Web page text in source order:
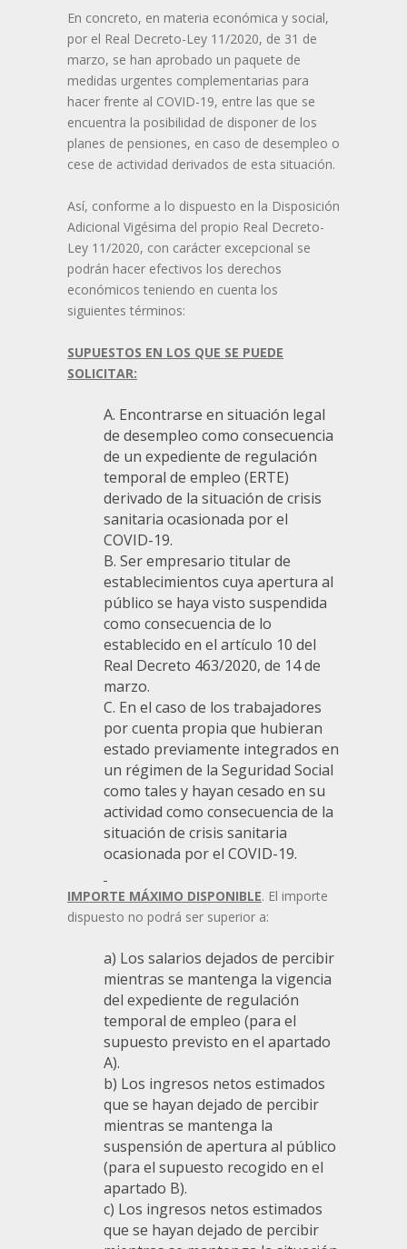
En concreto, en materia económica y social,
por el Real Decreto-Ley 11/2020, de 31 de
marzo, se han aprobado un paquete de
medidas urgentes complementarias para
hacer frente al COVID-19, entre las que se
encuentra la posibilidad de disponer de los
planes de pensiones, en caso de desempleo o
cese de actividad derivados de esta situación.
Así, conforme a lo dispuesto en la Disposición
Adicional Vigésima del propio Real Decreto-
Ley 11/2020, con carácter excepcional se
podrán hacer efectivos los derechos
económicos teniendo en cuenta los
siguientes términos:
SUPUESTOS EN LOS QUE SE PUEDE
SOLICITAR:
A. Encontrarse en situación legal
de desempleo como consecuencia
de un expediente de regulación
temporal de empleo (ERTE)
derivado de la situación de crisis
sanitaria ocasionada por el
COVID-19.
B. Ser empresario titular de
establecimientos cuya apertura al
público se haya visto suspendida
como consecuencia de lo
establecido en el artículo 10 del
Real Decreto 463/2020, de 14 de
marzo.
C. En el caso de los trabajadores
por cuenta propia que hubieran
estado previamente integrados en
un régimen de la Seguridad Social
como tales y hayan cesado en su
actividad como consecuencia de la
situación de crisis sanitaria
ocasionada por el COVID-19.
IMPORTE MÁXIMO DISPONIBLE. El importe
dispuesto no podrá ser superior a:
a) Los salarios dejados de percibir
mientras se mantenga la vigencia
del expediente de regulación
temporal de empleo (para el
supuesto previsto en el apartado
A).
b) Los ingresos netos estimados
que se hayan dejado de percibir
mientras se mantenga la
suspensión de apertura al público
(para el supuesto recogido en el
apartado B).
c) Los ingresos netos estimados
que se hayan dejado de percibir